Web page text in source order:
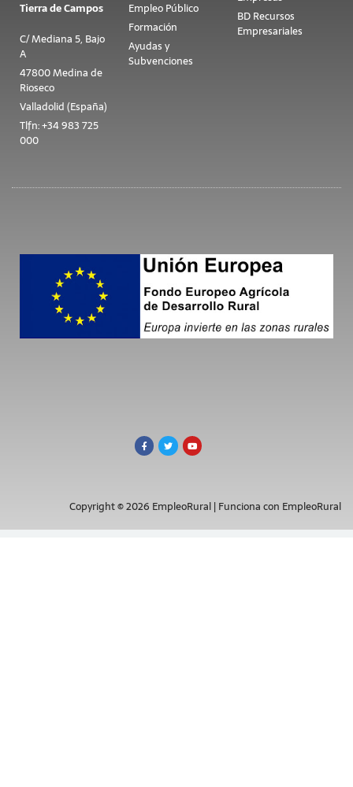
Tierra de Campos
C/ Mediana 5, Bajo
A
47800 Medina de
Rioseco
Valladolid (España)
Tlfn: +34 983 725
000
Empleo Público
Formación
Ayudas y
Subvenciones
BD Recursos
Empresariales
Copyright © 2026 EmpleoRural | Funciona con EmpleoRural